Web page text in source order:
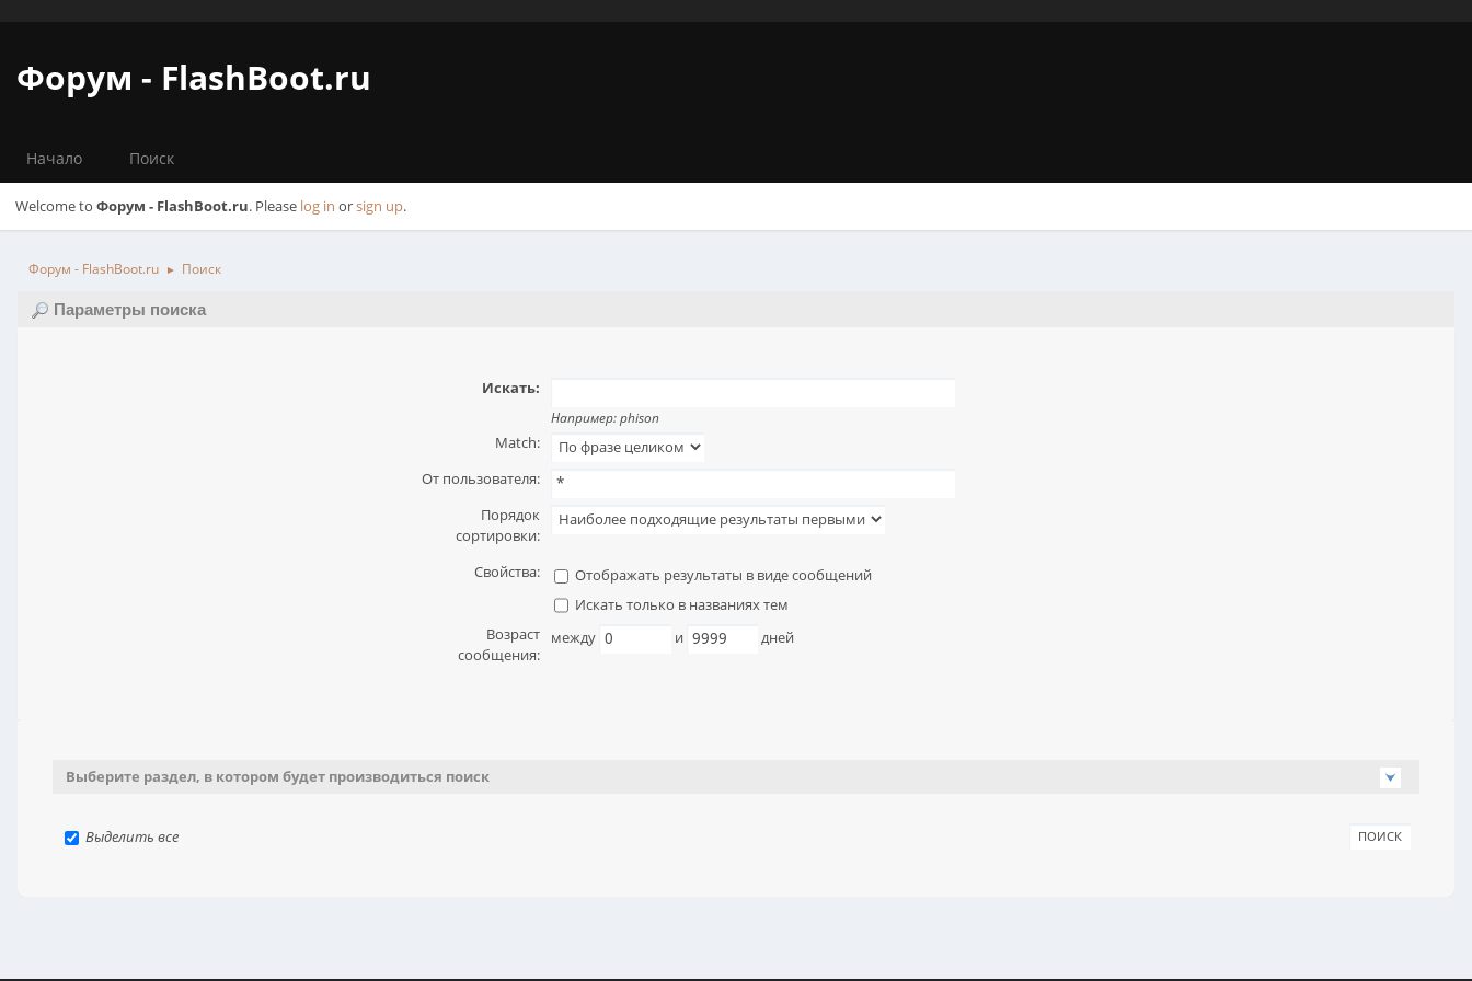
Форум - FlashBoot.ru
Начало Поиск
Welcome to Форум - FlashBoot.ru. Please log in orsign up.
Форум - FlashBoot.ru ► Поиск
Параметры поиска
Искать:
Например:phison
Match:
От пользователя:
Порядок
сортировки:
Свойства:
Отображать результаты в виде сообщений
Искать только в названиях тем
Возраст
сообщения:
между и дней
Выберите раздел, в котором будет производиться поиск
Выделить все